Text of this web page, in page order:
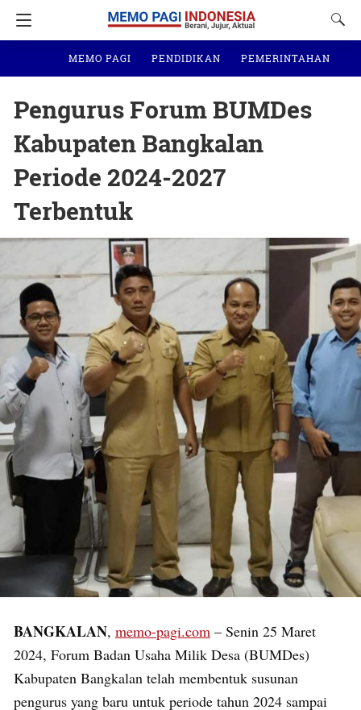
MEMO PAGI PENDIDIKAN PEMERINTAHAN
Pengurus Forum BUMDes
Kabupaten Bangkalan
Periode 2024-2027
Terbentuk
BANGKALAN, memo-pagi.com – Senin 25 Maret
2024, Forum Badan Usaha Milik Desa (BUMDes)
Kabupaten Bangkalan telah membentuk susunan
pengurus yang baru untuk periode tahun 2024 sampai